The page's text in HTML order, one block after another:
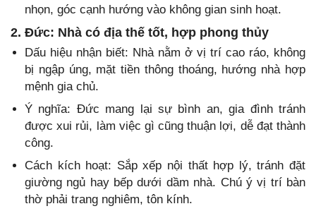
nhọn, góc cạnh hướng vào không gian sinh hoạt.
2. Đức: Nhà có địa thế tốt, hợp phong thủy
Dấu hiệu nhận biết: Nhà nằm ở vị trí cao ráo, không
bị ngập úng, mặt tiền thông thoáng, hướng nhà hợp
mệnh gia chủ.
Ý nghĩa: Đức mang lại sự bình an, gia đình tránh
được xui rủi, làm việc gì cũng thuận lợi, dễ đạt thành
công.
Cách kích hoạt: Sắp xếp nội thất hợp lý, tránh đặt
giường ngủ hay bếp dưới dầm nhà. Chú ý vị trí bàn
thờ phải trang nghiêm, tôn kính.